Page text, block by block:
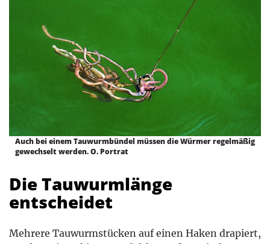
Auch bei einem Tauwurmbündel müssen die Würmer regelmäßig
gewechselt werden. O. Portrat
Die Tauwurmlänge
entscheidet
Mehrere Tauwurmstücken auf einen Haken drapiert,